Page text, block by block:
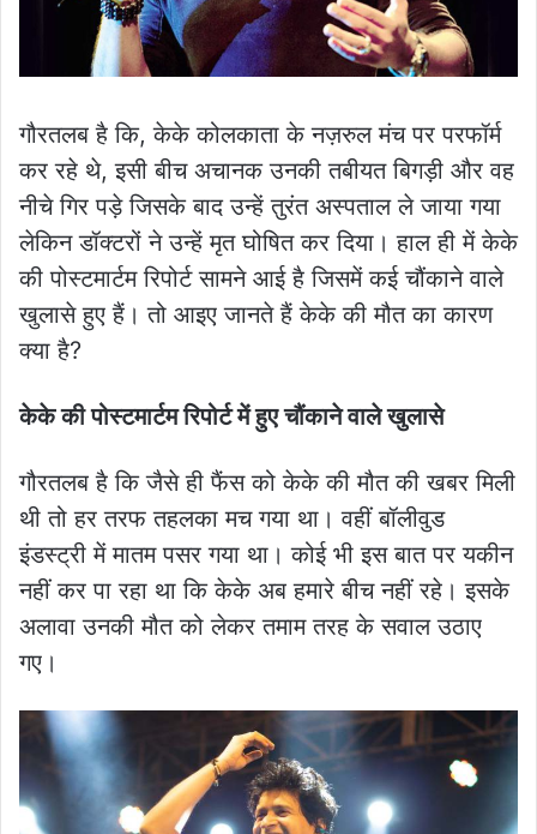
गौरतलब है कि, केके कोलकाता के नज़रुल मंच पर परफॉर्म
कर रहे थे, इसी बीच अचानक उनकी तबीयत बिगड़ी और वह
नीचे गिर पड़े जिसके बाद उन्हें तुरंत अस्पताल ले जाया गया
लेकिन डॉक्टरों ने उन्हें मृत घोषित कर दिया। हाल ही में केके
की पोस्टमार्टम रिपोर्ट सामने आई है जिसमें कई चौंकाने वाले
खुलासे हुए हैं। तो आइए जानते हैं केके की मौत का कारण
क्या है?
केके की पोस्टमार्टम रिपोर्ट में हुए चौंकाने वाले खुलासे
गौरतलब है कि जैसे ही फैंस को केके की मौत की खबर मिली
थी तो हर तरफ तहलका मच गया था। वहीं बॉलीवुड
इंडस्ट्री में मातम पसर गया था। कोई भी इस बात पर यकीन
नहीं कर पा रहा था कि केके अब हमारे बीच नहीं रहे। इसके
अलावा उनकी मौत को लेकर तमाम तरह के सवाल उठाए
गए।